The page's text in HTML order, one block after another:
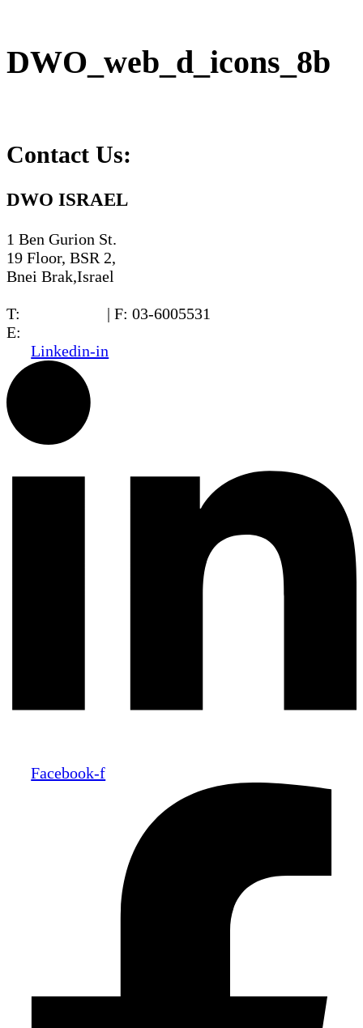
DWO_web_d_icons_8b
Contact Us:
DWO ISRAEL
1 Ben Gurion St.
19 Floor, BSR 2,
Bnei Brak,Israel
T:
| F: 03-6005531
E:
Linkedin-in
Facebook-f